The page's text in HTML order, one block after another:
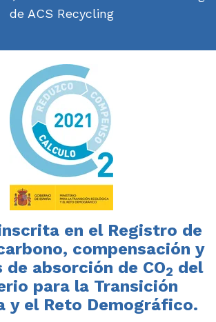
de ACS Recycling
en el Registro de
compensación y
absorción de CO2 del
para la Transición
y el Reto Demográfico.